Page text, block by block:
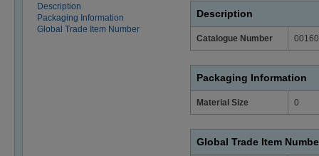
Description
Packaging Information
Global Trade Item Number
Description
Catalogue Number
Packaging Information
Material Size 0
Global Trade Item